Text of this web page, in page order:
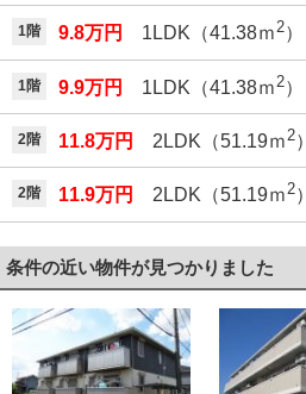
1階 9.8万円 1LDK（41.38ｍ2）
1階 9.9万円 1LDK（41.38ｍ 2）
2階 11.8万円 2LDK（51.19ｍ 2）
2階 11.9万円 2LDK（51.19ｍ2）
条件の近い物件が見つかりました